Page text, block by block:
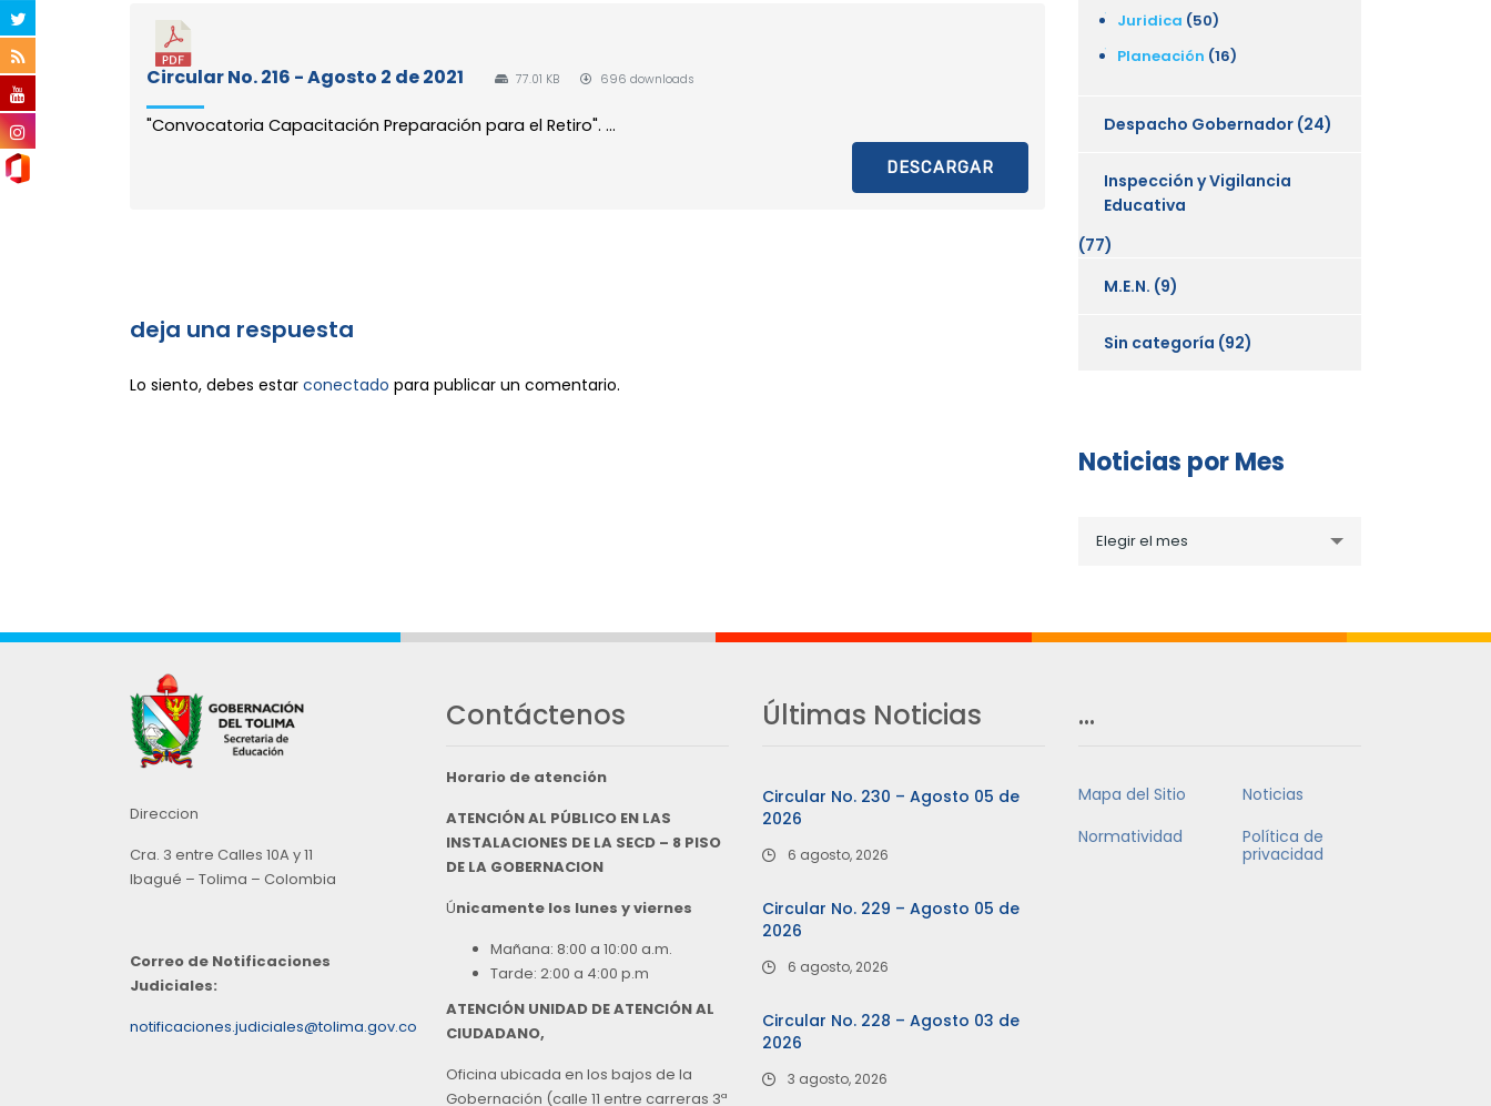
Circular No. 216 - Agosto 2 de 2021 77.01 KB 696 downloads
"Convocatoria Capacitación Preparación para el Retiro". ...
DESCARGAR
deja una respuesta
Lo siento, debes estar conectado para publicar un comentario.
Juridica (50)
Planeación (16)
Despacho Gobernador (24)
Inspección y Vigilancia
Educativa
(77)
M.E.N. (9)
Sin categoría (92)
Noticias por Mes
porElegir el mes
Direccion
Cra. 3 entre Calles 10A y 11
Ibagué – Tolima – Colombia
Correo de Notificaciones
Judiciales:
notificaciones.judiciales@tolima.gov.co
Contáctenos
Horario de atención
ATENCIÓN AL PÚBLICO EN LAS
INSTALACIONES DE LA SECD – 8 PISO
DE LA GOBERNACION
Únicamente los lunes y viernes
Mañana: 8:00 a 10:00 a.m.
Tarde: 2:00 a 4:00 p.m
ATENCIÓN UNIDAD DE ATENCIÓN AL
CIUDADANO,
Oficina ubicada en los bajos de la
Gobernación (calle 11 entre carreras 3ª
Últimas Noticias
Circular No. 230 – Agosto 05 de
2026
6 agosto, 2026
Circular No. 229 – Agosto 05 de
2026
6 agosto, 2026
Circular No. 228 – Agosto 03 de
2026
3 agosto, 2026
…
Mapa del Sitio
Noticias
Normatividad
Política de
privacidad